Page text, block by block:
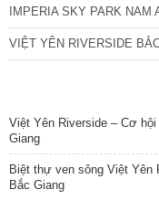
IMPERIA SKY PARK NAM
VIỆT YÊN RIVERSIDE
Việt Yên Riverside – Cơ
Giang
Biệt thự ven sông Việt
Bắc Giang